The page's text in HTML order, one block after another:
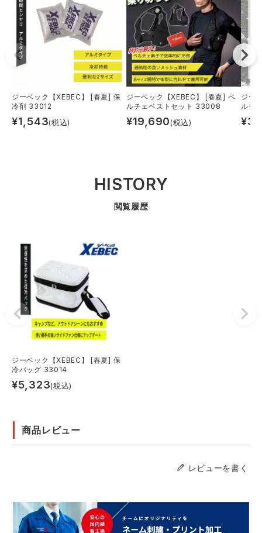
ジーベック【XEBEC】 [春夏] 保
冷剤 33012
¥1,543(税込)
ジーベック【XEBEC】 [春夏] ペ
ルチェベストセット 33008
¥19,690(税込)
ジー
ルチ
¥
HISTORY
閲覧履歴
ジーベック【XEBEC】 [春夏] 保
冷バッグ 33014
¥5,323(税込)
商品レビュー
レビューを書く